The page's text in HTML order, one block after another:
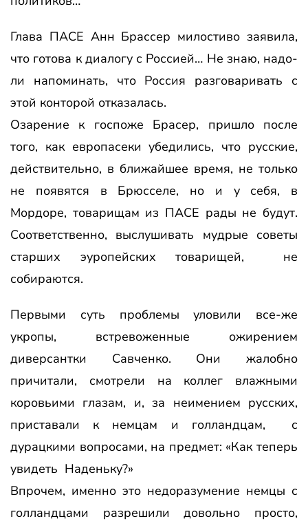
Глава ПАСЕ Анн Брассер милостиво заявила,
что готова к диалогу с Россией… Не знаю, надо-
ли напоминать, что Россия разговаривать с
этой конторой отказалась.
Озарение к госпоже Брасер, пришло после
того, как европасеки убедились, что русские,
действительно, в ближайшее время, не только
не появятся в Брюсселе, но и у себя, в
Мордоре, товарищам из ПАСЕ рады не будут.
Соответственно, выслушивать мудрые советы
старших эуропейских товарищей, не
собираются.
Первыми суть проблемы уловили все-же
укропы, встревоженные ожирением
диверсантки Савченко. Они жалобно
причитали, смотрели на коллег влажными
коровьими глазам, и, за неимением русских,
приставали к немцам и голландцам, с
дурацкими вопросами, на предмет: «Как теперь
увидеть Наденьку?»
Впрочем, именно это недоразумение немцы с
голландцами разрешили довольно просто,